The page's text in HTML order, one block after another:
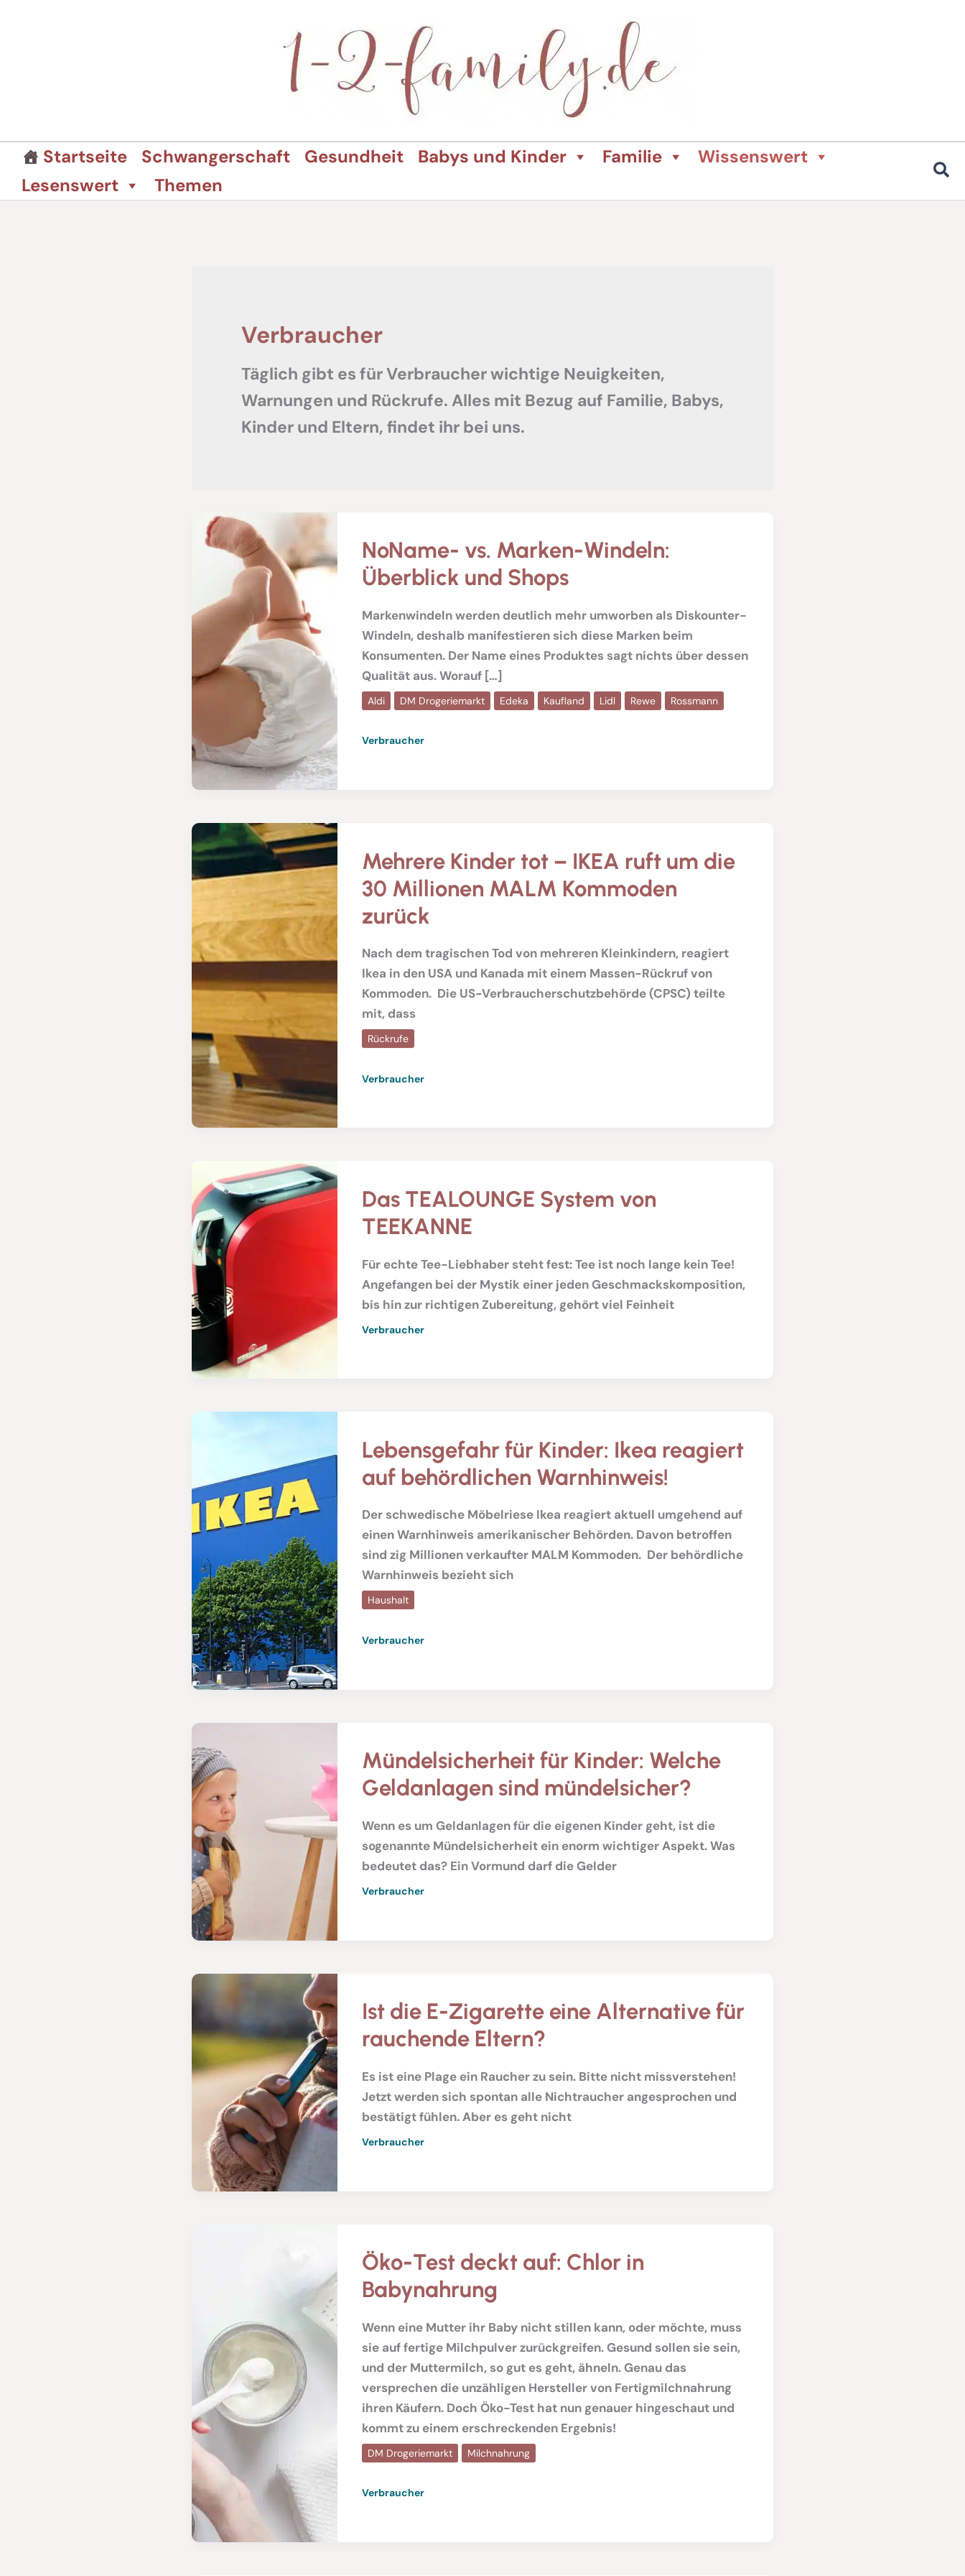
Startseite Schwangerschaft Gesundheit Babys und Kinder Familie
Wissenswert
Lesenswert
Themen
Verbraucher
Täglich gibt es für Verbraucher wichtige Neuigkeiten,
Warnungen und Rückrufe. Alles mit Bezug auf Familie, Babys,
Kinder und Eltern, findet ihr bei uns.
NoName- vs. Marken-Windeln:
Überblick und Shops
Markenwindeln werden deutlich mehr umworben als Diskounter-
Windeln, deshalb manifestieren sich diese Marken beim
Konsumenten. Der Name eines Produktes sagt nichts über dessen
Qualität aus. Worauf […]
Aldi DM Drogeriemarkt Edeka Kaufland Lidl Rewe Rossmann
Verbraucher
Mehrere Kinder tot – IKEA ruft um die
30 Millionen MALM Kommoden
zurück
Nach dem tragischen Tod von mehreren Kleinkindern, reagiert
Ikea in den USA und Kanada mit einem Massen-Rückruf von
Kommoden. Die US-Verbraucherschutzbehörde (CPSC) teilte
mit, dass
Rückrufe
Verbraucher
Das TEALOUNGE System von
TEEKANNE
Für echte Tee-Liebhaber steht fest: Tee ist noch lange kein Tee!
Angefangen bei der Mystik einer jeden Geschmackskomposition,
bis hin zur richtigen Zubereitung, gehört viel Feinheit
Verbraucher
Lebensgefahr für Kinder: Ikea reagiert
auf behördlichen Warnhinweis!
Der schwedische Möbelriese Ikea reagiert aktuell umgehend auf
einen Warnhinweis amerikanischer Behörden. Davon betroffen
sind zig Millionen verkaufter MALM Kommoden. Der behördliche
Warnhinweis bezieht sich
Haushalt
Verbraucher
Mündelsicherheit für Kinder: Welche
Geldanlagen sind mündelsicher?
Wenn es um Geldanlagen für die eigenen Kinder geht, ist die
sogenannte Mündelsicherheit ein enorm wichtiger Aspekt. Was
bedeutet das? Ein Vormund darf die Gelder
Verbraucher
Ist die E-Zigarette eine Alternative für
rauchende Eltern?
Es ist eine Plage ein Raucher zu sein. Bitte nicht missverstehen!
Jetzt werden sich spontan alle Nichtraucher angesprochen und
bestätigt fühlen. Aber es geht nicht
Verbraucher
Öko-Test deckt auf: Chlor in
Babynahrung
Wenn eine Mutter ihr Baby nicht stillen kann, oder möchte, muss
sie auf fertige Milchpulver zurückgreifen. Gesund sollen sie sein,
und der Muttermilch, so gut es geht, ähneln. Genau das
versprechen die unzähligen Hersteller von Fertigmilchnahrung
ihren Käufern. Doch Öko-Test hat nun genauer hingeschaut und
kommt zu einem erschreckenden Ergebnis!
DM Drogeriemarkt Milchnahrung
Verbraucher